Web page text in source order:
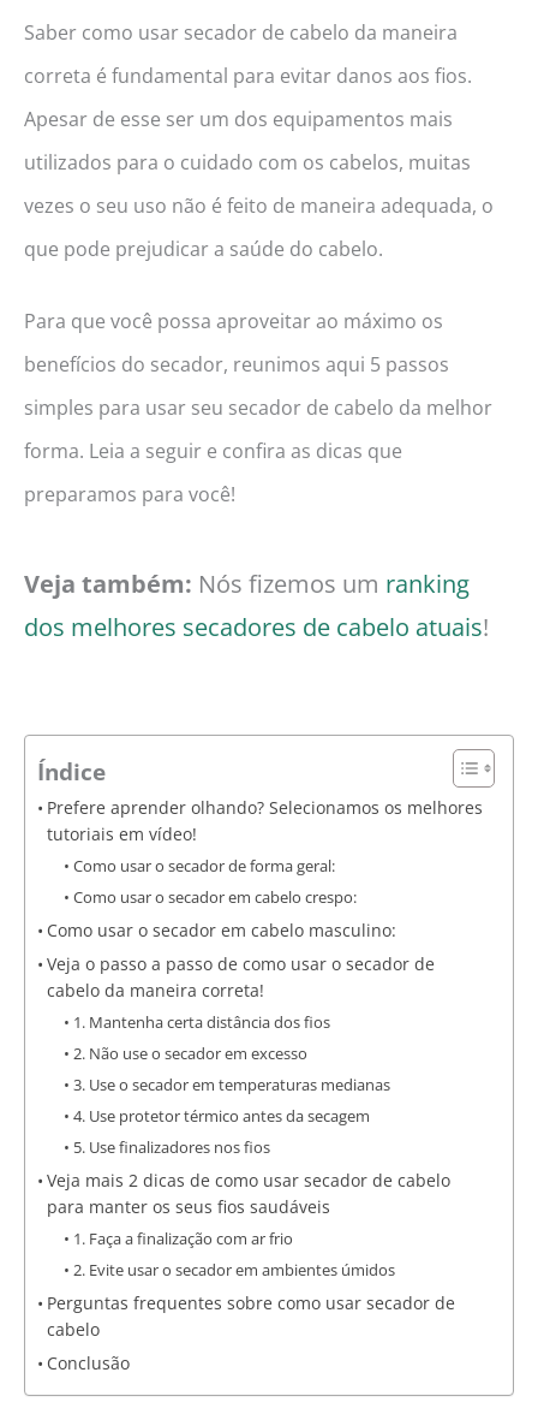
Saber como usar secador de cabelo da maneira
correta é fundamental para evitar danos aos fios.
Apesar de esse ser um dos equipamentos mais
utilizados para o cuidado com os cabelos, muitas
vezes o seu uso não é feito de maneira adequada, o
que pode prejudicar a saúde do cabelo.
Para que você possa aproveitar ao máximo os
benefícios do secador, reunimos aqui 5 passos
simples para usar seu secador de cabelo da melhor
forma. Leia a seguir e confira as dicas que
preparamos para você!
Veja também: Nós fizemos um ranking
dos melhores secadores de cabelo atuais!
Índice
Prefere aprender olhando? Selecionamos os melhores
tutoriais em vídeo!
Como usar o secador de forma geral:
Como usar o secador em cabelo crespo:
Como usar o secador em cabelo masculino:
Veja o passo a passo de como usar o secador de
cabelo da maneira correta!
1. Mantenha certa distância dos fios
2. Não use o secador em excesso
3. Use o secador em temperaturas medianas
4. Use protetor térmico antes da secagem
5. Use finalizadores nos fios
Veja mais 2 dicas de como usar secador de cabelo
para manter os seus fios saudáveis
1. Faça a finalização com ar frio
2. Evite usar o secador em ambientes úmidos
Perguntas frequentes sobre como usar secador de
cabelo
Conclusão